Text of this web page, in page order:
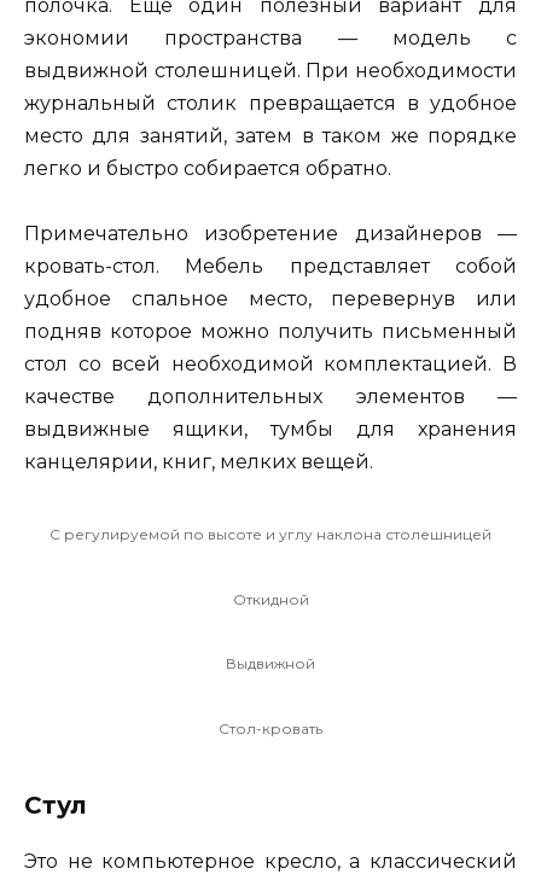
полочка. Еще один полезный вариант для
экономии пространства — модель с
выдвижной столешницей. При необходимости
журнальный столик превращается в удобное
место для занятий, затем в таком же порядке
легко и быстро собирается обратно.
Примечательно изобретение дизайнеров —
кровать-стол. Мебель представляет собой
удобное спальное место, перевернув или
подняв которое можно получить письменный
стол со всей необходимой комплектацией. В
качестве дополнительных элементов —
выдвижные ящики, тумбы для хранения
канцелярии, книг, мелких вещей.
С регулируемой по высоте и углу наклона столешницей
Откидной
Выдвижной
Стол-кровать
Стул
Это не компьютерное кресло, а классический